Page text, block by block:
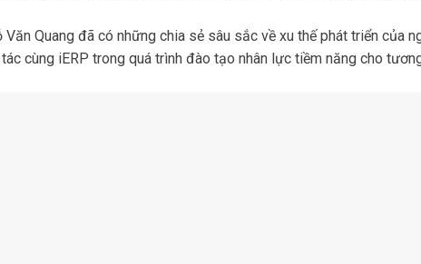
Văn Quang đã có những chia sẻ sâu sắc về xu thế phát triển của
cùng iERP trong quá trình đào tạo nhân lực tiềm năng cho